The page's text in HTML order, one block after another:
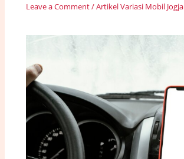
Leave a Comment/Artikel Variasi Mobil Jogja